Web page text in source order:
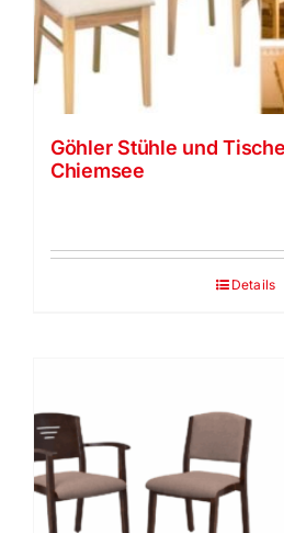
Vela Trippel
himolla
Strässle Relaxer
Göhler Stühle und
Chiemsee
Details